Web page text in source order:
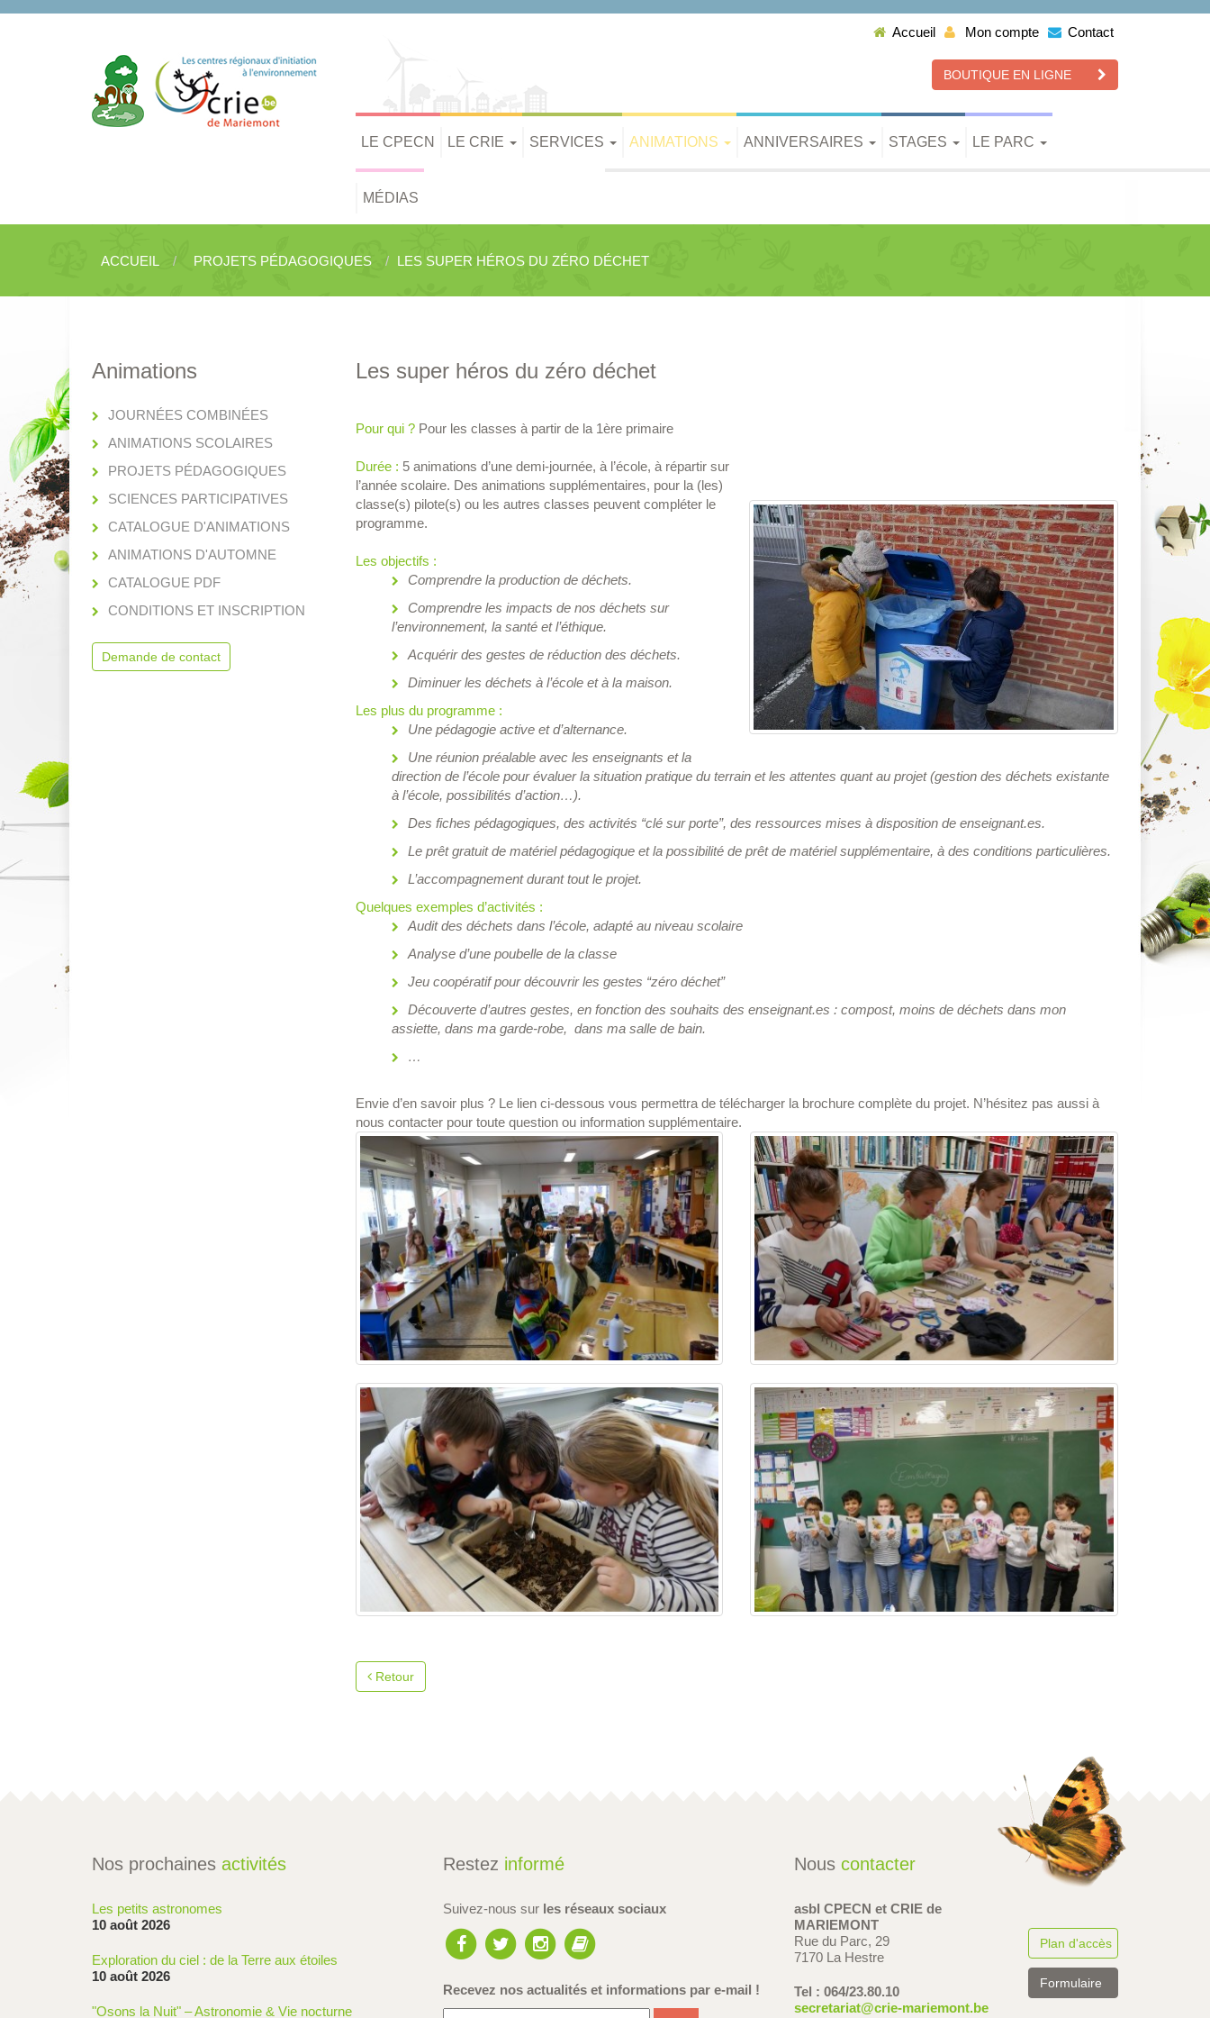
Accueil Mon compte Contact
BOUTIQUE EN LIGNE
LE CPECN LE CRIE SERVICES ANIMATIONS ANNIVERSAIRES STAGES LE PARC
MÉDIAS
ACCUEIL PROJETS PÉDAGOGIQUES LES SUPER HÉROS DU ZÉRO DÉCHET
Animations
JOURNÉES COMBINÉES
ANIMATIONS SCOLAIRES
PROJETS PÉDAGOGIQUES
SCIENCES PARTICIPATIVES
CATALOGUE D'ANIMATIONS
ANIMATIONS D'AUTOMNE
CATALOGUE PDF
CONDITIONS ET INSCRIPTION
Demande de contact
Les super héros du zéro déchet
Pour qui ?Pour les classes à partir de la 1ère primaire
Durée : 5 animations d’une demi-journée, à l’école, à répartir sur
l’année scolaire. Des animations supplémentaires, pour la (les)
classe(s) pilote(s) ou les autres classes peuvent compléter le
programme.
Les objectifs :
Comprendre la production de déchets.
Comprendre les impacts de nos déchets sur
l’environnement, la santé et l’éthique.
Acquérir des gestes de réduction des déchets.
Diminuer les déchets à l’école et à la maison.
Les plus du programme :
Une pédagogie active et d’alternance.
Une réunion préalable avec les enseignants et la
direction de l’école pour évaluer la situation pratique du terrain et les attentes quant au projet (gestion des déchets existante
à l’école, possibilités d’action…).
Des fiches pédagogiques, des activités “clé sur porte”, des ressources mises à disposition de enseignant.es.
Le prêt gratuit de matériel pédagogique et la possibilité de prêt de matériel supplémentaire, à des conditions particulières.
L’accompagnement durant tout le projet.
Quelques exemples d’activités :
Audit des déchets dans l’école, adapté au niveau scolaire
Analyse d’une poubelle de la classe
Jeu coopératif pour découvrir les gestes “zéro déchet”
Découverte d’autres gestes, en fonction des souhaits des enseignant.es : compost, moins de déchets dans mon
assiette, dans ma garde-robe, dans ma salle de bain.
…
Envie d’en savoir plus ? Le lien ci-dessous vous permettra de télécharger la brochure complète du projet. N’hésitez pas aussi à
nous contacter pour toute question ou information supplémentaire.
Retour
Nos prochaines activités
Les petits astronomes
10 août 2026
Exploration du ciel : de la Terre aux étoiles
10 août 2026
"Osons la Nuit" – Astronomie & Vie nocturne
Restez informé
Suivez-nous sur les réseaux sociaux
Recevez nos actualités et informations par e-mail !
Nous contacter
asbl CPECN et CRIE de
MARIEMONT
Rue du Parc, 29
7170 La Hestre
Tel : 064/23.80.10
secretariat@crie-mariemont.be
Plan d'accès
Formulaire